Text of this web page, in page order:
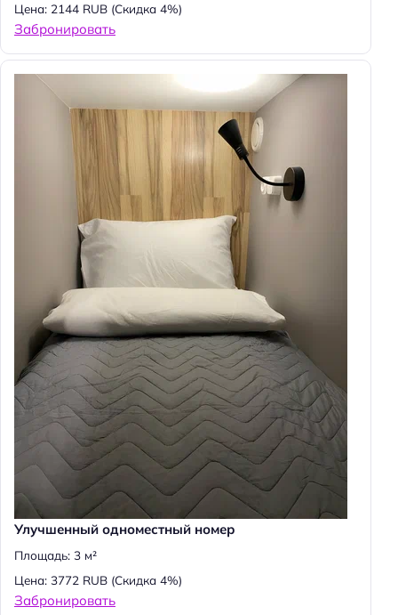
Цена: 2144 RUB (Скидка 4%)
Забронировать
Улучшенный одноместный номер
Площадь: 3 м²
Цена: 3772 RUB (Скидка 4%)
Забронировать